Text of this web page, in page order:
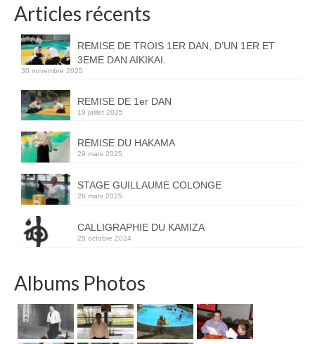
Articles récents
REMISE DE TROIS 1ER DAN, D’UN 1ER ET
3EME DAN AIKIKAI.
30 novembre 2025
REMISE DE 1er DAN
19 juillet 2025
REMISE DU HAKAMA
29 mars 2025
STAGE GUILLAUME COLONGE
26 mars 2025
CALLIGRAPHIE DU KAMIZA
25 octobre 2024
Albums Photos